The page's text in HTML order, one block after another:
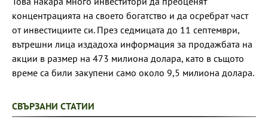
концентрацията на своето богатство и да осребрат част
от инвестициите си. През седмицата до 11 септември,
вътрешни лица издадоха информация за продажбата на
акции в размер на 473 милиона долара, като в същото
време са били закупени само около 9,5 милиона долара.
СВЪРЗАНИ СТАТИИ